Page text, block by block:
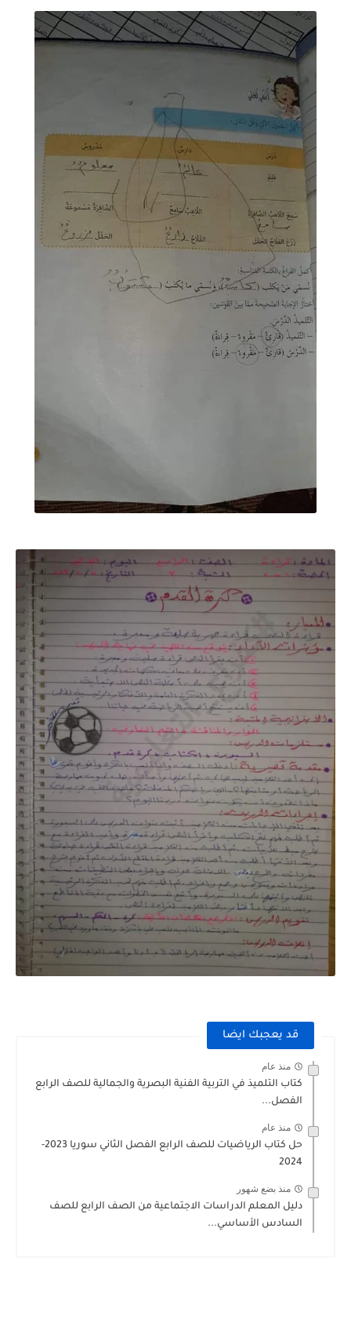
قد يعجبك ايضا
منذ عام
كتاب التلميذ في التربية الفنية البصرية والجمالية للصف الرابع
الفصل...
منذ عام
حل كتاب الرياضيات للصف الرابع الفصل الثاني سوريا 2023-
2024
منذ بضع شهور
دليل المعلم الدراسات الاجتماعية من الصف الرابع للصف
السادس الأساسي...